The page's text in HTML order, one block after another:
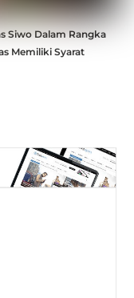
Siwo Dalam Rangka
Memiliki Syarat